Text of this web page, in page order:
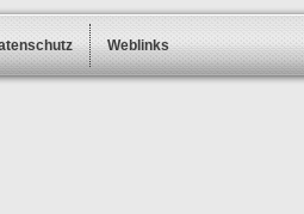
Weblinks